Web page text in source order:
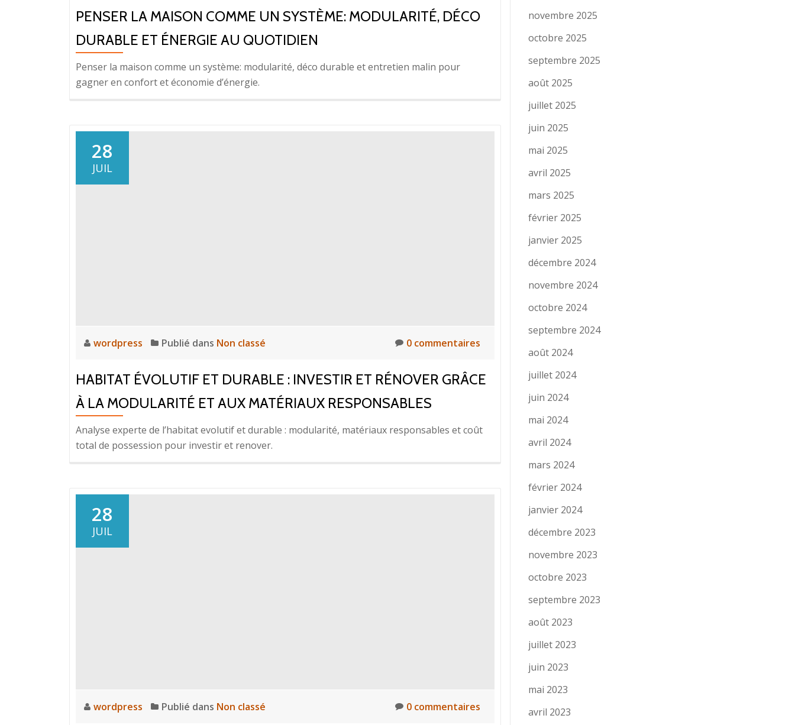
PENSER LA MAISON COMME UN SYSTÈME: MODULARITÉ, DÉCO
DURABLE ET ÉNERGIE AU QUOTIDIEN
Penser la maison comme un système: modularité, déco durable et entretien malin pour
gagner en confort et économie d’énergie.
28
JUIL
wordpress Publié dans Non classé 0 commentaires
HABITAT ÉVOLUTIF ET DURABLE : INVESTIR ET RÉNOVER GRÂCE
À LA MODULARITÉ ET AUX MATÉRIAUX RESPONSABLES
Analyse experte de l’habitat evolutif et durable : modularité, matériaux responsables et coût
total de possession pour investir et renover.
28
JUIL
wordpress Publié dans Non classé 0 commentaires
novembre 2025
octobre 2025
septembre 2025
août 2025
juillet 2025
juin 2025
mai 2025
avril 2025
mars 2025
février 2025
janvier 2025
décembre 2024
novembre 2024
octobre 2024
septembre 2024
août 2024
juillet 2024
juin 2024
mai 2024
avril 2024
mars 2024
février 2024
janvier 2024
décembre 2023
novembre 2023
octobre 2023
septembre 2023
août 2023
juillet 2023
juin 2023
mai 2023
avril 2023